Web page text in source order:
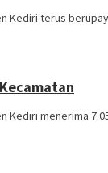
Kediri terus
Kediri menerima